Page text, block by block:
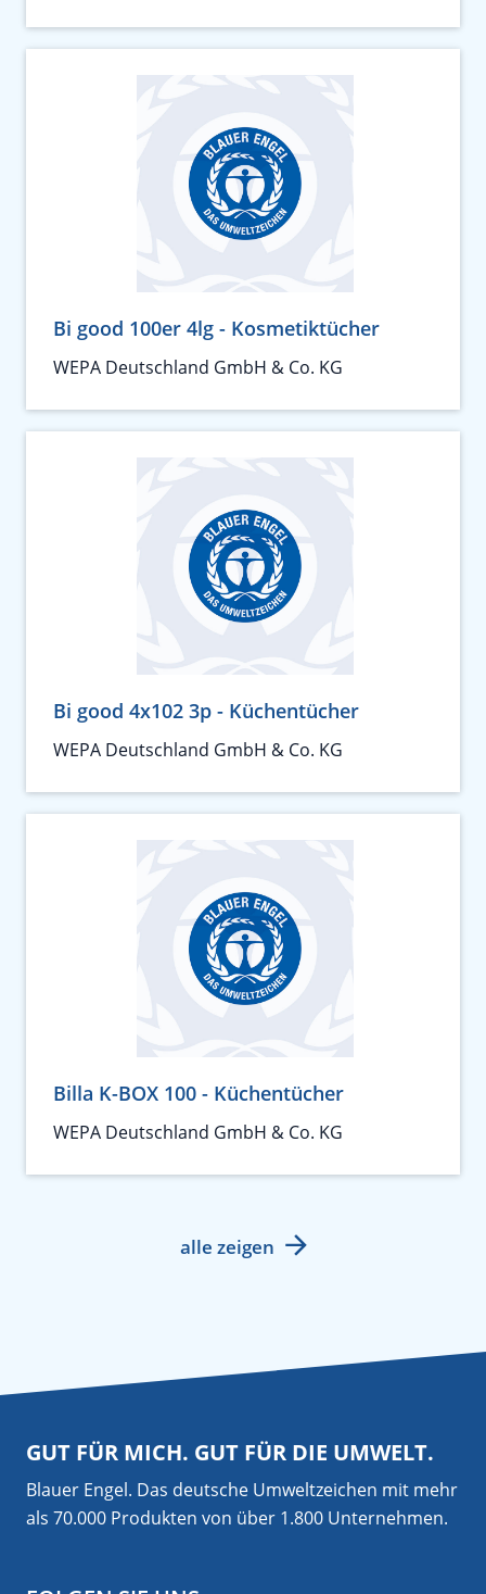
Bi good 100er 4lg - Kosmetiktücher
WEPA Deutschland GmbH & Co. KG
Bi good 4x102 3p - Küchentücher
WEPA Deutschland GmbH & Co. KG
Billa K-BOX 100 - Küchentücher
WEPA Deutschland GmbH & Co. KG
alle zeigen
GUT FÜR MICH. GUT FÜR DIE UMWELT.
Blauer Engel. Das deutsche Umweltzeichen mit mehr
als 70.000 Produkten von über 1.800 Unternehmen.